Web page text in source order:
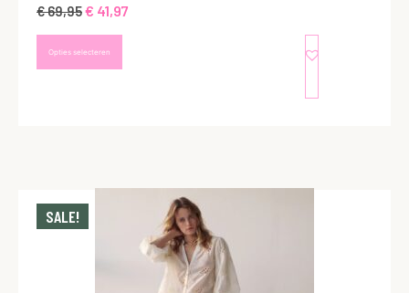
€69,95€ 41,97
Opties selecteren
SALE!